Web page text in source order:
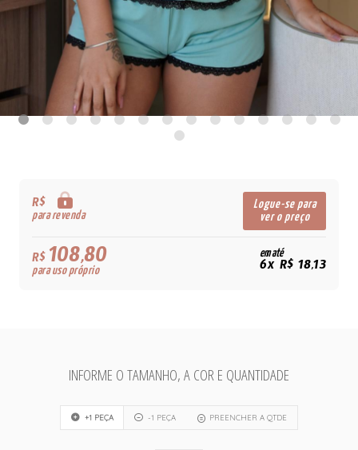
R$
para revenda
Logue-se para
ver o preço
R$108,80
para uso próprio
em até
6x R$ 18,13
INFORME O TAMANHO, A COR E QUANTIDADE
+1 PEÇA -1 PEÇA PREENCHER A QTDE